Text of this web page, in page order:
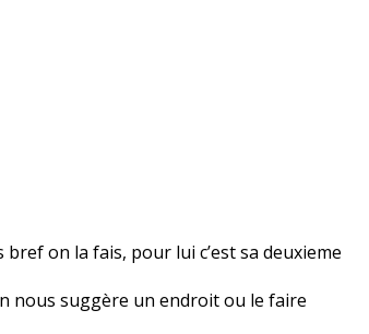
on la fais, pour lui c’est sa deuxieme
nous suggère un endroit ou le faire